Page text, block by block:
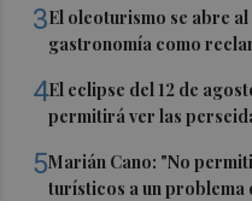
3El oleoturismo se abre
gastronomía como
4El eclipse del 12 de
permitirá ver las
5Marián Cano: "No
turísticos a un problema